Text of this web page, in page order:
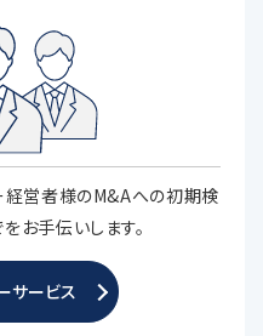
経営者様のM&Aへの初期検
お手伝いします。
サービス